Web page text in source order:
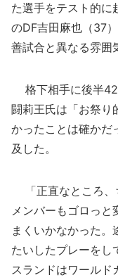
た選手をテスト的に
のDF吉田麻也（37
善試合と異なる雰囲
格下相手に後半42
闘莉王氏は「お祭り
かったことは確かだ
及した。
「正直なところ、
メンバーもゴロっと
まくいかなかった。
たいしたプレーをし
スランドはワールド